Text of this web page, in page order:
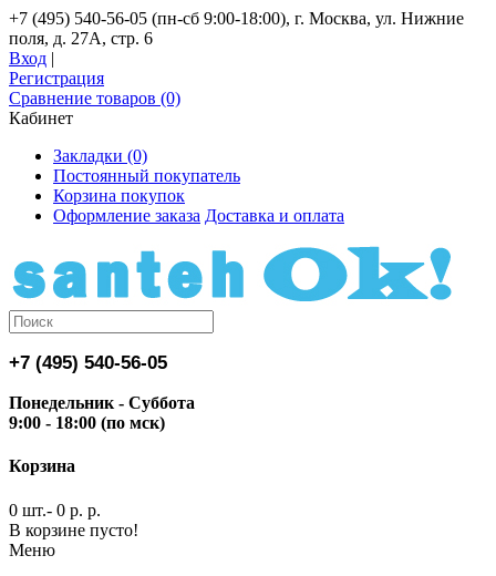
+7 (495) 540-56-05 (пн-сб 9:00-18:00), г. Москва, ул. Нижние
поля, д. 27А, стр. 6
Вход |
Регистрация
Сравнение товаров (0)
Кабинет
Закладки (0)
Постоянный покупатель
Корзина покупок
Оформление заказа Доставка и оплата
+7 (495) 540-56-05
Понедельник - Суббота
9:00 - 18:00 (по мск)
Корзина
0 шт.- 0 р. р.
В корзине пусто!
Меню